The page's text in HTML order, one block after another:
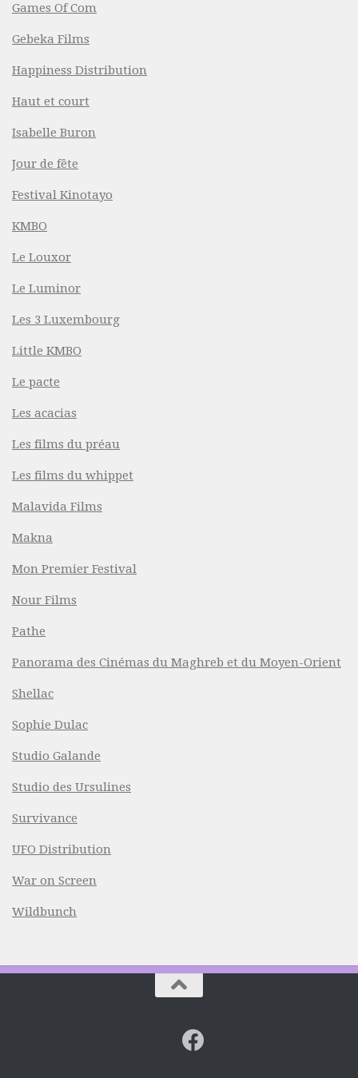
Games Of Com
Gebeka Films
Happiness Distribution
Haut et court
Isabelle Buron
Jour de fête
Festival Kinotayo
KMBO
Le Louxor
Le Luminor
Les 3 Luxembourg
Little KMBO
Le pacte
Les acacias
Les films du préau
Les films du whippet
Malavida Films
Makna
Mon Premier Festival
Nour Films
Pathe
Panorama des Cinémas du Maghreb et du Moyen-Orient
Shellac
Sophie Dulac
Studio Galande
Studio des Ursulines
Survivance
UFO Distribution
War on Screen
Wildbunch